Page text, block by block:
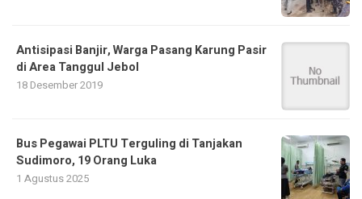
Antisipasi Banjir, Warga Pasang Karung Pasir
di Area Tanggul Jebol
18 Desember 2019
Bus Pegawai PLTU Terguling di Tanjakan
Sudimoro, 19 Orang Luka
1 Agustus 2025